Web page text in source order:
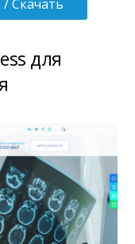
Скачать
для